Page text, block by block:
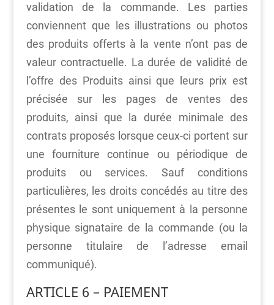
validation de la commande. Les parties
conviennent que les illustrations ou photos
des produits offerts à la vente n’ont pas de
valeur contractuelle. La durée de validité de
l’offre des Produits ainsi que leurs prix est
précisée sur les pages de ventes des
produits, ainsi que la durée minimale des
contrats proposés lorsque ceux-ci portent sur
une fourniture continue ou périodique de
produits ou services. Sauf conditions
particulières, les droits concédés au titre des
présentes le sont uniquement à la personne
physique signataire de la commande (ou la
personne titulaire de l’adresse email
communiqué).
ARTICLE 6 – PAIEMENT